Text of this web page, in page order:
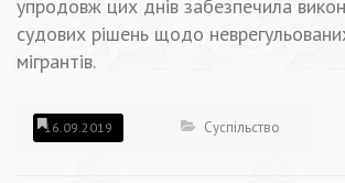
упродовж цих днів забезпечила
судових рішень щодо
мігрантів.
16.09.2019 Суспільство